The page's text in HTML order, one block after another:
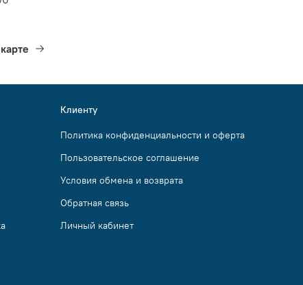
Клиенту
Политика конфиденциальности и оферта
Пользовательское соглашение
Условия обмена и возврата
Обратная связь
Личный кабинет